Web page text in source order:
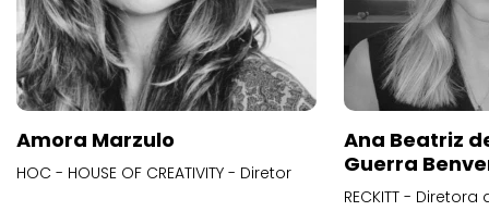
Amora Marzulo
HOC - HOUSE OF CREATIVITY - Diretor
Ana Beatriz
Guerra
RECKITT -